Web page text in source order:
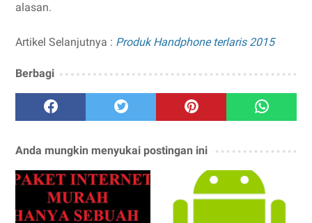
alasan.
Artikel Selanjutnya : Produk Handphone terlaris 2015
Berbagi
Anda mungkin menyukai postingan ini